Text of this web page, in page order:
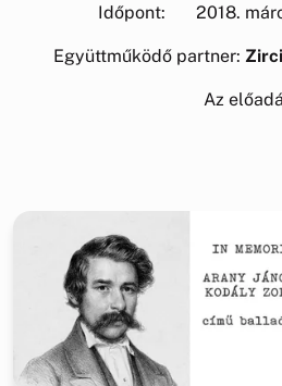
Időpont: 2018.
Együttműködő partner:
Az